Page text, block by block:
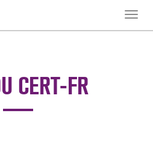
Toggle
CERT-FR